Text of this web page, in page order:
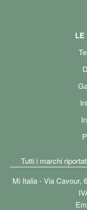
LE
Tutti i marchi
Mi Italia - Via Cavour,